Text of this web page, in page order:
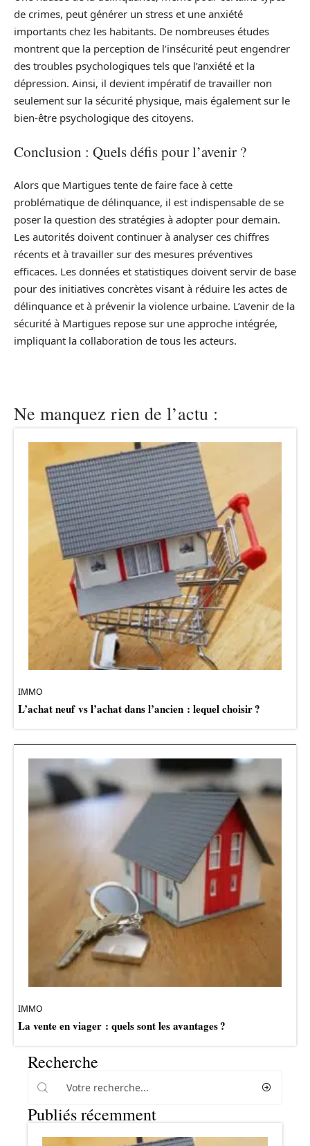
de crimes, peut générer un stress et une anxiété
importants chez les habitants. De nombreuses études
montrent que la perception de l’insécurité peut engendrer
des troubles psychologiques tels que l’anxiété et la
dépression. Ainsi, il devient impératif de travailler non
seulement sur la sécurité physique, mais également sur le
bien-être psychologique des citoyens.
Conclusion : Quels défis pour l’avenir ?
Alors que Martigues tente de faire face à cette
problématique de délinquance, il est indispensable de se
poser la question des stratégies à adopter pour demain.
Les autorités doivent continuer à analyser ces chiffres
récents et à travailler sur des mesures préventives
efficaces. Les données et statistiques doivent servir de base
pour des initiatives concrètes visant à réduire les actes de
délinquance et à prévenir la violence urbaine. L’avenir de la
sécurité à Martigues repose sur une approche intégrée,
impliquant la collaboration de tous les acteurs.
Ne manquez rien de l’actu :
IMMO
L’achat neuf vs l’achat dans l’ancien : lequel choisir ?
IMMO
La vente en viager : quels sont les avantages ?
Recherche
Publiés récemment